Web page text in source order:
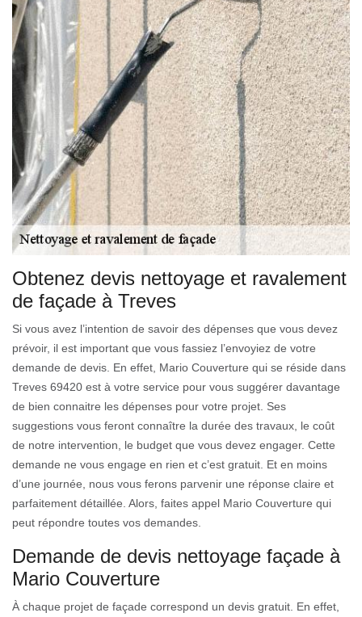
Obtenez devis nettoyage et ravalement
de façade à Treves
Si vous avez l’intention de savoir des dépenses que vous devez
prévoir, il est important que vous fassiez l’envoyiez de votre
demande de devis. En effet, Mario Couverture qui se réside dans
Treves 69420 est à votre service pour vous suggérer davantage
de bien connaitre les dépenses pour votre projet. Ses
suggestions vous feront connaître la durée des travaux, le coût
de notre intervention, le budget que vous devez engager. Cette
demande ne vous engage en rien et c’est gratuit. Et en moins
d’une journée, nous vous ferons parvenir une réponse claire et
parfaitement détaillée. Alors, faites appel Mario Couverture qui
peut répondre toutes vos demandes.
Demande de devis nettoyage façade à
Mario Couverture
À chaque projet de façade correspond un devis gratuit. En effet,